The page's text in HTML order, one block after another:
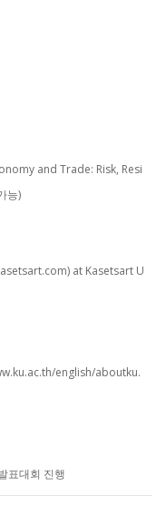
and Trade: Risk, Resi
능)
at Kasetsart U
english/aboutku.
표대회 진행